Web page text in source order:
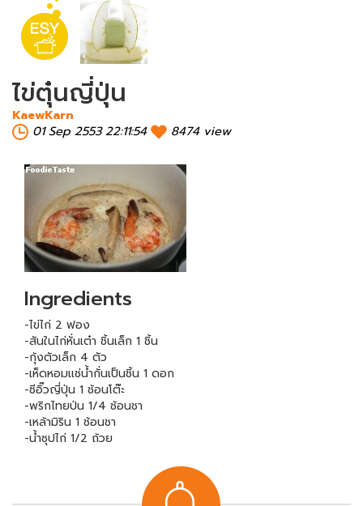
ไข่ตุ๋นญี่ปุ่น
KaewKarn
01 Sep 2553 22:11:54
8474 view
Ingredients
-ไข่ไก่ 2 ฟอง
-สันในไก่หั่นเต๋า ชิ้นเล็ก 1 ชิ้น
-กุ้งตัวเล็ก 4 ตัว
-เห็ดหอมเเช่น้ำกั่นเป็นชิ้น 1 ดอก
-ซีอิ๊วญี่ปุ่น 1 ช้อนโต๊ะ
-พริกไทยป่น 1/4 ช้อนชา
-เหล้ามิริน 1 ช้อนชา
-น้ำซุปไก่ 1/2 ถ้วย